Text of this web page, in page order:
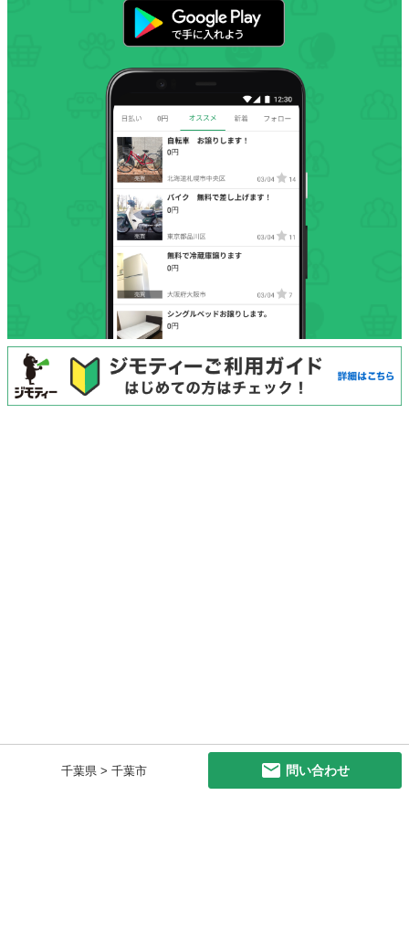
千葉県 > 千葉市 問い合わせ